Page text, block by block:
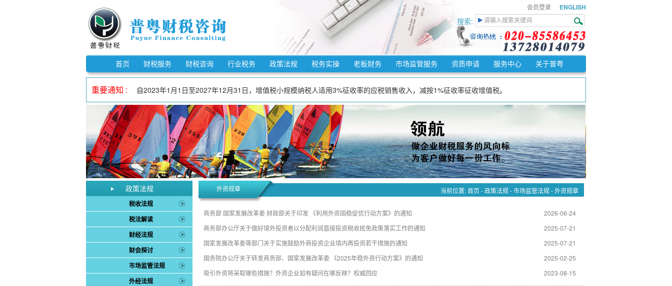
会员登录 ENGLISH
搜索:
首页 财税服务 财税咨询 行业税务 政策法规 税务实操 老板财务 市场监管服务 资质申请 服务中心 关于普粤
重要通知 :
《市场监督管理信用修复管理办法》自2025年12月25日起施行。
《中华人民共和国反不正当竞争法》自2025年10月15日起施行。
自2023年1月1日至2027年12月31日，适用3%预征率的预缴增值税项目，减按1%预征率预缴增值税。
《电子印章管理办法》自2025年9月27日起施行。
自2023年1月1日至2027年12月31日，增值税小规模纳税人适用3%征收率的应税销售收入，减按1%征收率征收增值税。
自2023年1月1日至2027年12月31日，对月销售额10万元以下（含本数）的增值税小规模纳税人，免征增值税。
《欠税公告办法》自2026年3月1日起施行。
《中华人民共和国增值税法实施条例》自2026年1月1日起施行。
自2023年1月1日至2027年12月31日，允许先进制造业企业按照当期可抵扣进项税额加计5%抵减应纳增值税税额。
《中华人民共和国增值税法》自2026年1月1日起施行。
《市场监督管理信用修复管理办法》自2025年12月25日起施行。
《中华人民共和国反不正当竞争法》自2025年10月15日起施行。
政策法规
税收法规
税法解读
财经法规
财会探讨
市场监管法规
外经法规
外资规章 当前位置:首页-政策法规-市场监管法规-外资规章
2026-06-24
商务部 国家发展改革委 财政部关于印发 《利用外资固稳促优行动方案》的通知
2025-07-21
商务部办公厅关于做好境外投资者以分配利润直接投资税收抵免政策落实工作的通知
2025-07-21
国家发展改革委等部门关于实施鼓励外商投资企业境内再投资若干措施的通知
2025-02-25
国务院办公厅关于转发商务部、国家发展改革委 《2025年稳外资行动方案》的通知
2023-08-15
吸引外资将采取哪些措施？外资企业如有疑问在哪反映？权威回应